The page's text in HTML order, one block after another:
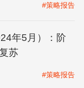
#策略报告
年5月）：阶
苏
#策略报告